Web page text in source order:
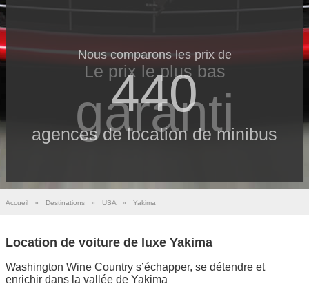
Nous comparons les prix de
440
agences de location de minibus
Le prix le​ plus bas
garanti
Accueil » Destinations » USA » Yakima
Location de voiture de luxe Yakima
Washington Wine Country s’échapper, se détendre et
enrichir dans la vallée de Yakima